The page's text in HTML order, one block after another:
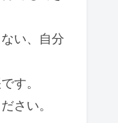
い、自分
す。
さい。